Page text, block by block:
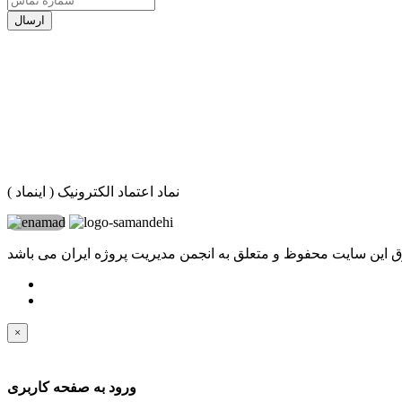
ارسال
نماد اعتماد الکترونیک ( اینماد )
این سایت محفوظ و متعلق به انجمن مدیریت پروژه ایران می باشد
×
ورود به صفحه کاربری